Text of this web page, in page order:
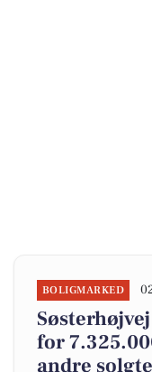
BOLIGMARKED
for
andre